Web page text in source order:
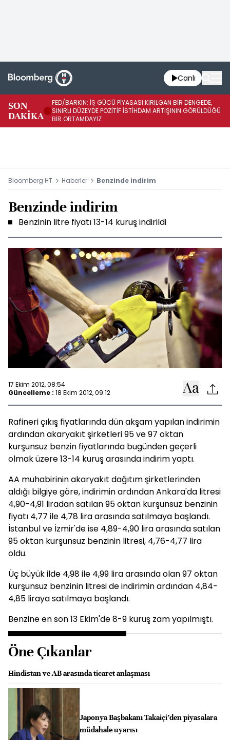
Canlı
SON
DAKİKA
FED/BARKIN: İŞ GÜCÜ PİYASASI KIRILGAN BİR DENGEDE,
SINIRLI DÜZEYDE POZİTİF İSTİHDAM ARTIŞININ GÖRÜLDÜĞÜ
BİR ORTAMDAYIZ
Bloomberg HT Haberler Benzinde indirim
Benzinde indirim
Benzinin litre fiyatı 13-14 kuruş indirildi
17 Ekim 2012, 08:54
Güncelleme : 18 Ekim 2012, 09:12
Rafineri çıkış fiyatlarında dün akşam yapılan indirimin
ardından akaryakıt şirketleri 95 ve 97 oktan
kurşunsuz benzin fiyatlarında bugünden geçerli
olmak üzere 13-14 kuruş arasında indirim yaptı.
AA muhabirinin akaryakıt dağıtım şirketlerinden
aldığı bilgiye göre, indirimin ardından Ankara'da litresi
4,90-4,91 liradan satılan 95 oktan kurşunsuz benzinin
fiyatı 4,77 ile 4,78 lira arasında satılmaya başlandı.
İstanbul ve İzmir'de ise 4,89-4,90 lira arasında satılan
95 oktan kurşunsuz benzinin litresi, 4,76-4,77 lira
oldu.
Üç büyük ilde 4,98 ile 4,99 lira arasında olan 97 oktan
kurşunsuz benzinin litresi de indirimin ardından 4,84-
4,85 liraya satılmaya başlandı.
Benzine en son 13 Ekim'de 8-9 kuruş zam yapılmıştı.
Öne Çıkanlar
Hindistan ve AB arasında ticaret anlaşması
Japonya Başbakanı Takaiçi’den piyasalara
müdahale uyarısı